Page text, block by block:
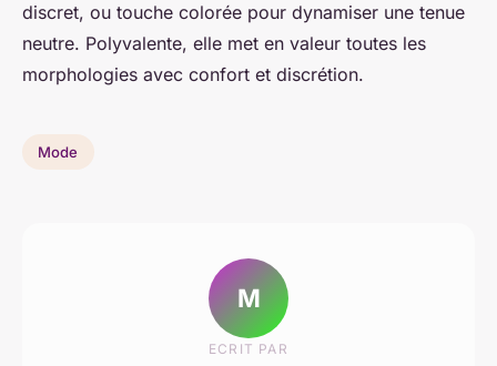
discret, ou touche colorée pour dynamiser une tenue
neutre. Polyvalente, elle met en valeur toutes les
morphologies avec confort et discrétion.
Mode
M
ECRIT PAR